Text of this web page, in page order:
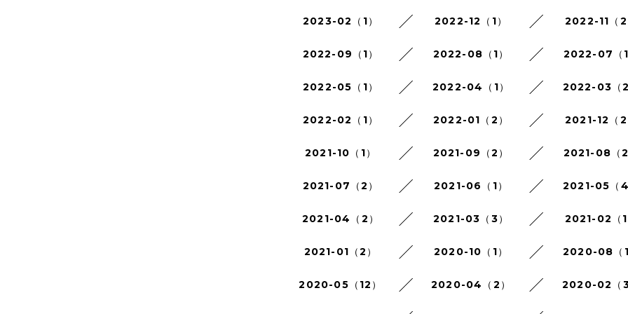
2023-02（1） 2022-12（1） 2022-11（2
2022-09（1） 2022-08（1） 2022-07（1
2022-05（1） 2022-04（1） 2022-03（2
2022-02（1） 2022-01（2） 2021-12（2
2021-10（1） 2021-09（2） 2021-08（2
2021-07（2） 2021-06（1） 2021-05（4
2021-04（2） 2021-03（3） 2021-02（1
2021-01（2） 2020-10（1） 2020-08（1
2020-05（12） 2020-04（2） 2020-02（3